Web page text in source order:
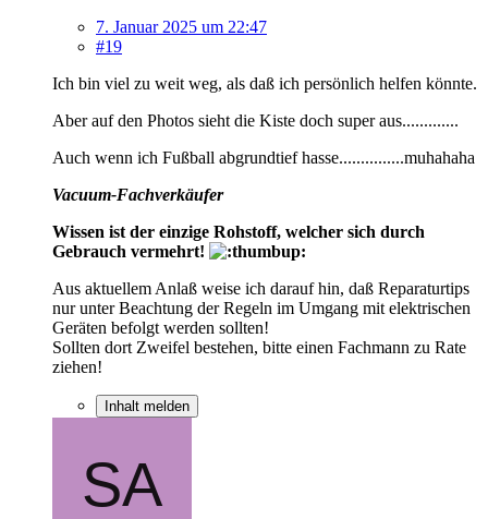
7. Januar 2025 um 22:47
#19
Ich bin viel zu weit weg, als daß ich persönlich helfen könnte.
Aber auf den Photos sieht die Kiste doch super aus.............
Auch wenn ich Fußball abgrundtief hasse...............muhahaha
Vacuum-Fachverkäufer
Wissen ist der einzige Rohstoff, welcher sich durch
Gebrauch vermehrt!
Aus aktuellem Anlaß weise ich darauf hin, daß Reparaturtips
nur unter Beachtung der Regeln im Umgang mit elektrischen
Geräten befolgt werden sollten!
Sollten dort Zweifel bestehen, bitte einen Fachmann zu Rate
ziehen!
Inhalt melden